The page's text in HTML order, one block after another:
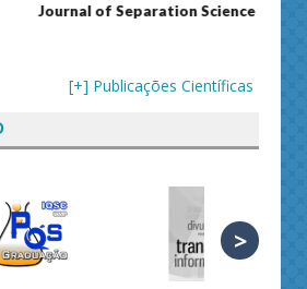
Science
[+] Publicações Científicas
>